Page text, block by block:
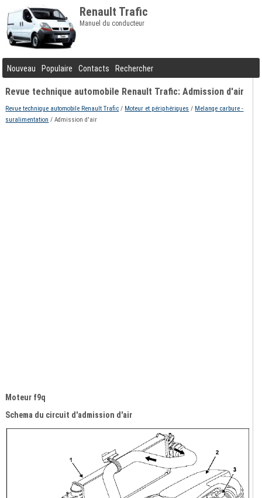
Renault Trafic
Manuel du conducteur
Nouveau Populaire Contacts Rechercher
Revue technique automobile Renault Trafic: Admission d'air
Revue technique automobile Renault Trafic / Moteur et périphériques / Melange carbure -
suralimentation / Admission d'air
Moteur f9q
Schema du circuit d'admission d'air